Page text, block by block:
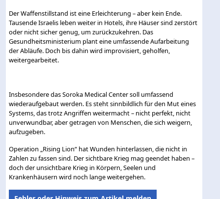
Der Waffenstillstand ist eine Erleichterung – aber kein Ende.
Tausende Israelis leben weiter in Hotels, ihre Häuser sind zerstört
oder nicht sicher genug, um zurückzukehren. Das
Gesundheitsministerium plant eine umfassende Aufarbeitung
der Abläufe. Doch bis dahin wird improvisiert, geholfen,
weitergearbeitet.
Insbesondere das Soroka Medical Center soll umfassend
wiederaufgebaut werden. Es steht sinnbildlich für den Mut eines
Systems, das trotz Angriffen weitermacht – nicht perfekt, nicht
unverwundbar, aber getragen von Menschen, die sich weigern,
aufzugeben.
Operation „Rising Lion“ hat Wunden hinterlassen, die nicht in
Zahlen zu fassen sind. Der sichtbare Krieg mag geendet haben –
doch der unsichtbare Krieg in Körpern, Seelen und
Krankenhäusern wird noch lange weitergehen.